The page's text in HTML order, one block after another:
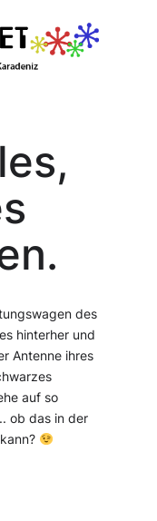
des
hinterher und
Antenne ihres
auf so
ob das in der